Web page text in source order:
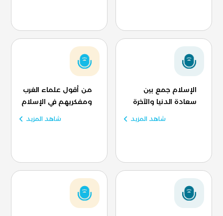
الإسلام جمع بين
سعادة الدنيا والآخرة
شاهد المزيد
من أقول علماء الغرب
ومفكريهم في الإسلام
شاهد المزيد